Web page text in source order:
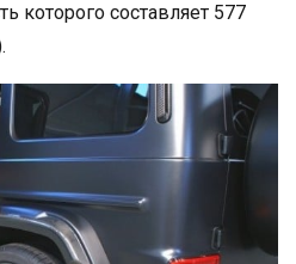
которого составляет 577